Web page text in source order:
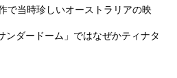
で当時珍しいオーストラリアの映
ンダードーム」ではなぜかティナタ